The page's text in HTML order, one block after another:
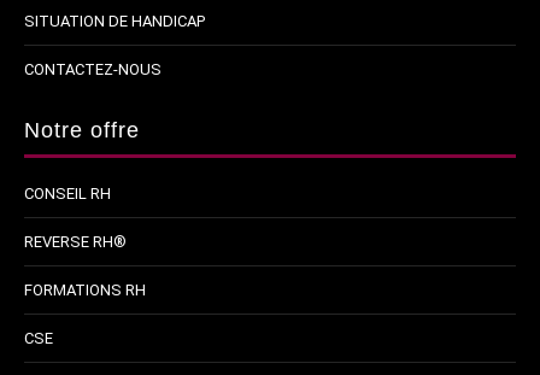
SITUATION DE HANDICAP
CONTACTEZ-NOUS
Notre offre
CONSEIL RH
REVERSE RH®
FORMATIONS RH
CSE